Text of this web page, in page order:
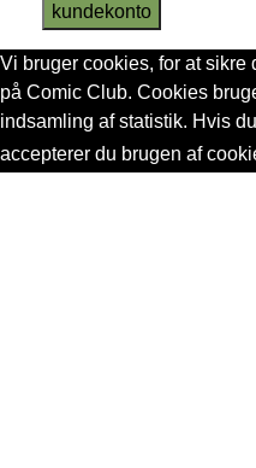
kundekonto
Vi bruger cookies, for at
på Comic Club. Cookies
indsamling af statistik. Hvis
accepterer du brugen af